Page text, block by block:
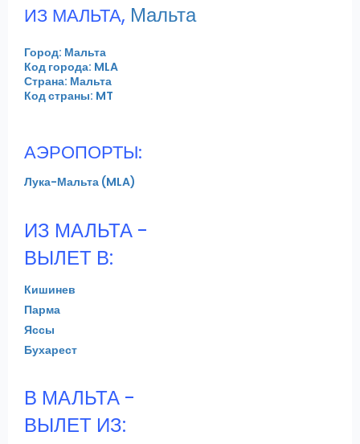
ИЗ МАЛЬТА, Мальта
Город: Мальта
Код города: MLA
Страна: Мальта
Код страны: MT
АЭРОПОРТЫ:
Лука-Мальта (MLA)
ИЗ МАЛЬТА -
ВЫЛЕТ В:
Кишинев
Парма
Яссы
Бухарест
В МАЛЬТА -
ВЫЛЕТ ИЗ: